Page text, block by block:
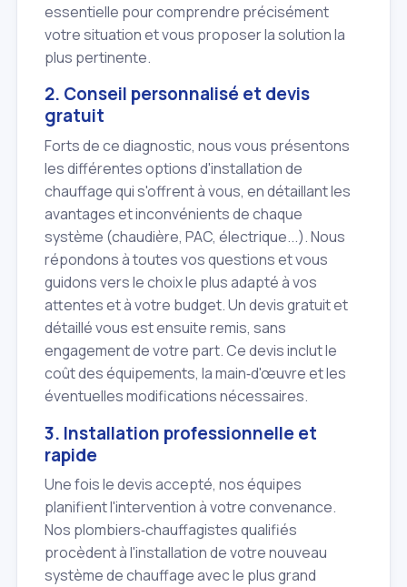
essentielle pour comprendre précisément
votre situation et vous proposer la solution la
plus pertinente.
2. Conseil personnalisé et devis
gratuit
Forts de ce diagnostic, nous vous présentons
les différentes options d'installation de
chauffage qui s'offrent à vous, en détaillant les
avantages et inconvénients de chaque
système (chaudière, PAC, électrique...). Nous
répondons à toutes vos questions et vous
guidons vers le choix le plus adapté à vos
attentes et à votre budget. Un devis gratuit et
détaillé vous est ensuite remis, sans
engagement de votre part. Ce devis inclut le
coût des équipements, la main‑d'œuvre et les
éventuelles modifications nécessaires.
3. Installation professionnelle et
rapide
Une fois le devis accepté, nos équipes
planifient l'intervention à votre convenance.
Nos plombiers‑chauffagistes qualifiés
procèdent à l'installation de votre nouveau
système de chauffage avec le plus grand